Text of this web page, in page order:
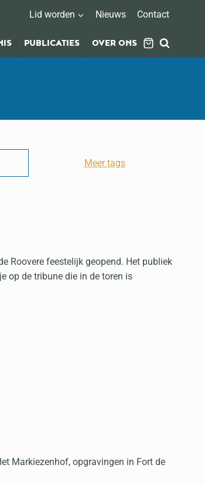
Lid worden Nieuws Contact
PUBLICATIES OVER ONS
Meer tags
Roovere feestelijk geopend. Het publiek
op de tribune die in de toren is
Markiezenhof, opgravingen in Fort de